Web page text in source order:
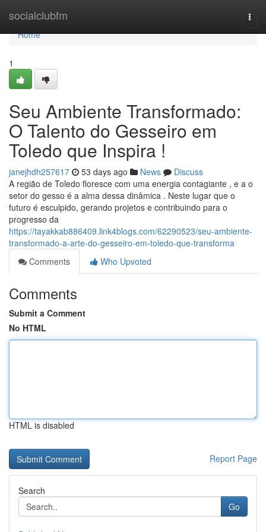
socialclubfm
Home
Home
1
Seu Ambiente Transformado:
O Talento do Gesseiro em
Toledo que Inspira !
janejhdh257617 53 days ago News
Discuss
A região de Toledo floresce com uma energia contagiante , e a o
setor do gesso é a alma dessa dinâmica . Neste lugar que o
futuro é esculpido, gerando projetos e contribuindo para o
progresso da
https://tayakkab886409.link4blogs.com/62290523/seu-ambiente-
transformado-a-arte-do-gesseiro-em-toledo-que-transforma
Comments
Who Upvoted
Comments
Submit a Comment
No HTML
HTML is disabled
Report Page
Search
Go